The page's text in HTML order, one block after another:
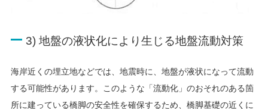
3) 地盤の液状化により生じる地盤流動対策
海岸近くの埋立地などでは、地震時に、地盤が液状になって流動
する可能性があります。このような「流動化」のおそれのある箇
所に建っている橋脚の安全性を確保するため、橋脚基礎の近くに